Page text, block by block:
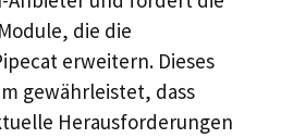
die die
erweitern. Dieses
gewährleistet, dass
Herausforderungen